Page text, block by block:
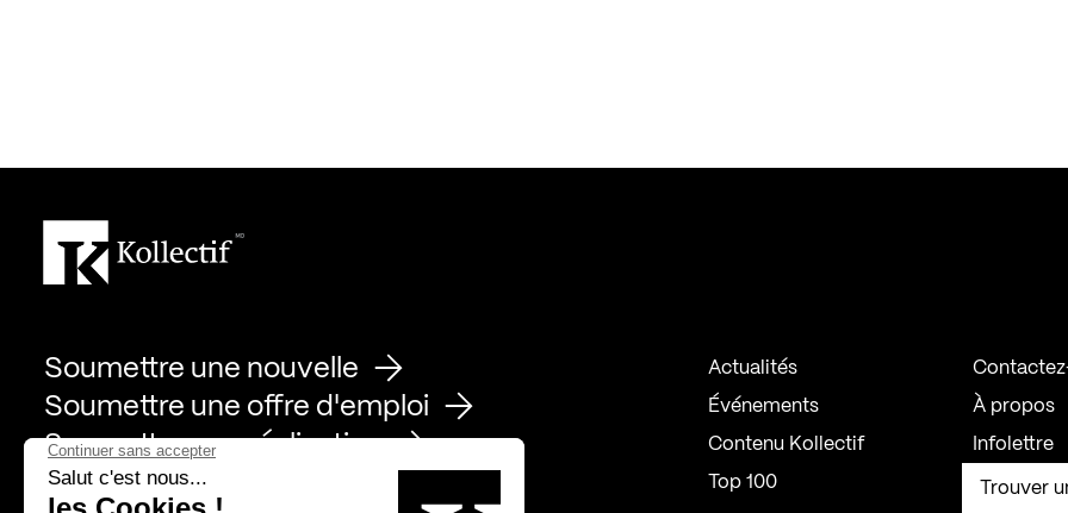
Soumettre une nouvelle
Soumettre une offre d'emploi
Soumettre une réalisation
Actualités
Événements
Contenu Kollectif
Top 100
À propos
Infolettre
Trouver